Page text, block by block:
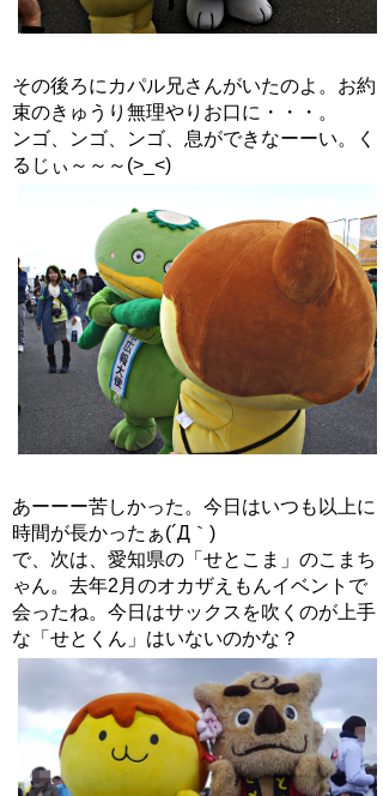
その後ろにカパル兄さんがいたのよ。お約
束のきゅうり無理やりお口に・・・。
ンゴ、ンゴ、ンゴ、息ができなーーい。く
るじぃ～～～(>_<)
あーーー苦しかった。今日はいつも以上に
時間が長かったぁ(´Д｀)
で、次は、愛知県の「せとこま」のこまち
ゃん。去年2月のオカザえもんイベントで
会ったね。今日はサックスを吹くのが上手
な「せとくん」はいないのかな？